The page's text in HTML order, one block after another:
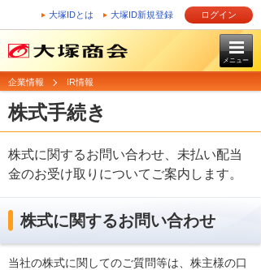
大塚IDとは 大塚ID新規登録 ログイン
メニュー
企業情報 IR情報
株式手続き
株式に関するお問い合わせ、未払い配当
金のお受け取りについてご案内します。
株式に関するお問い合わせ
当社の株式に関してのご質問等は、株主様の口